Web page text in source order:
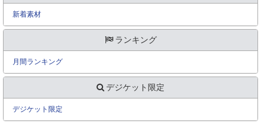
新着素材
ランキング
月間ランキング
デジケット限定
デジケット限定